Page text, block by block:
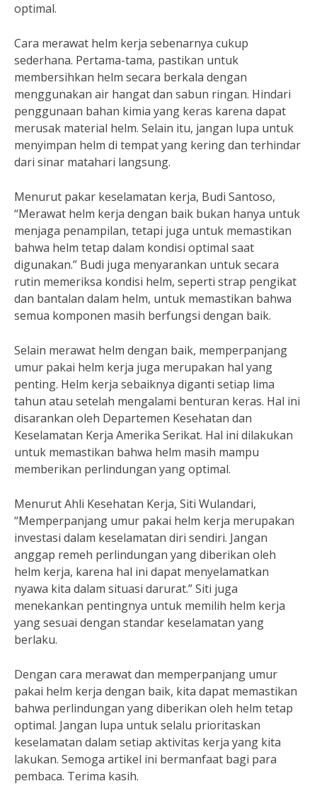
optimal.
Cara merawat helm kerja sebenarnya cukup
sederhana. Pertama-tama, pastikan untuk
membersihkan helm secara berkala dengan
menggunakan air hangat dan sabun ringan. Hindari
penggunaan bahan kimia yang keras karena dapat
merusak material helm. Selain itu, jangan lupa untuk
menyimpan helm di tempat yang kering dan terhindar
dari sinar matahari langsung.
Menurut pakar keselamatan kerja, Budi Santoso,
“Merawat helm kerja dengan baik bukan hanya untuk
menjaga penampilan, tetapi juga untuk memastikan
bahwa helm tetap dalam kondisi optimal saat
digunakan.” Budi juga menyarankan untuk secara
rutin memeriksa kondisi helm, seperti strap pengikat
dan bantalan dalam helm, untuk memastikan bahwa
semua komponen masih berfungsi dengan baik.
Selain merawat helm dengan baik, memperpanjang
umur pakai helm kerja juga merupakan hal yang
penting. Helm kerja sebaiknya diganti setiap lima
tahun atau setelah mengalami benturan keras. Hal ini
disarankan oleh Departemen Kesehatan dan
Keselamatan Kerja Amerika Serikat. Hal ini dilakukan
untuk memastikan bahwa helm masih mampu
memberikan perlindungan yang optimal.
Menurut Ahli Kesehatan Kerja, Siti Wulandari,
“Memperpanjang umur pakai helm kerja merupakan
investasi dalam keselamatan diri sendiri. Jangan
anggap remeh perlindungan yang diberikan oleh
helm kerja, karena hal ini dapat menyelamatkan
nyawa kita dalam situasi darurat.” Siti juga
menekankan pentingnya untuk memilih helm kerja
yang sesuai dengan standar keselamatan yang
berlaku.
Dengan cara merawat dan memperpanjang umur
pakai helm kerja dengan baik, kita dapat memastikan
bahwa perlindungan yang diberikan oleh helm tetap
optimal. Jangan lupa untuk selalu prioritaskan
keselamatan dalam setiap aktivitas kerja yang kita
lakukan. Semoga artikel ini bermanfaat bagi para
pembaca. Terima kasih.